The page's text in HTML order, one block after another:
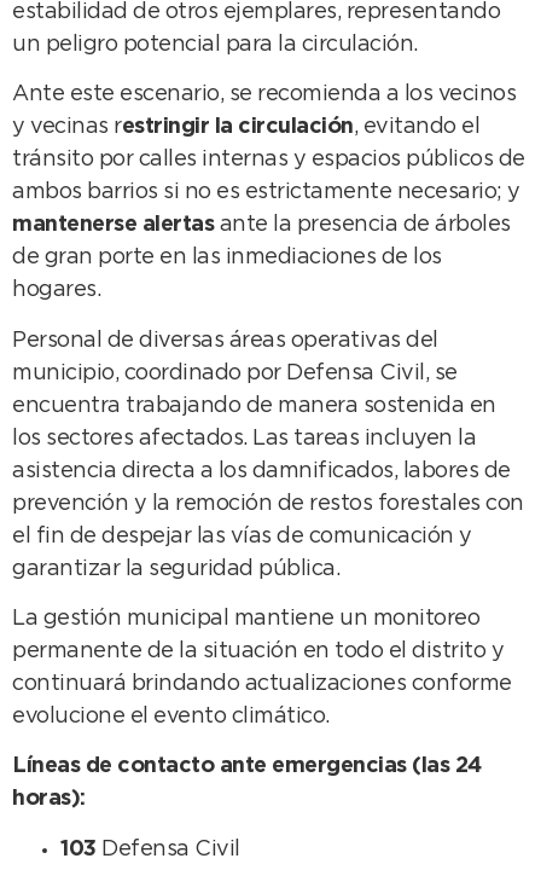
estabilidad de otros ejemplares, representando
un peligro potencial para la circulación.
Ante este escenario, se recomienda a los vecinos
y vecinas restringir la circulación, evitando el
tránsito por calles internas y espacios públicos de
ambos barrios si no es estrictamente necesario; y
mantenerse alertasante la presencia de árboles
de gran porte en las inmediaciones de los
hogares.
Personal de diversas áreas operativas del
municipio, coordinado por Defensa Civil, se
encuentra trabajando de manera sostenida en
los sectores afectados. Las tareas incluyen la
asistencia directa a los damnificados, labores de
prevención y la remoción de restos forestales con
el fin de despejar las vías de comunicación y
garantizar la seguridad pública.
La gestión municipal mantiene un monitoreo
permanente de la situación en todo el distrito y
continuará brindando actualizaciones conforme
evolucione el evento climático.
Líneas de contacto ante emergencias (las 24
horas):
103 Defensa Civil